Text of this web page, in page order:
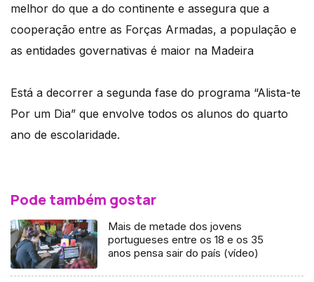
melhor do que a do continente e assegura que a
cooperação entre as Forças Armadas, a população e
as entidades governativas é maior na Madeira
Está a decorrer a segunda fase do programa “Alista-te
Por um Dia” que envolve todos os alunos do quarto
ano de escolaridade.
Pode também gostar
Mais de metade dos jovens
portugueses entre os 18 e os 35
anos pensa sair do país (vídeo)